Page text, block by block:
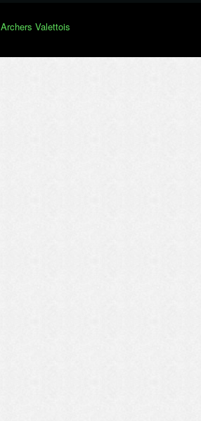
Archers Valettois